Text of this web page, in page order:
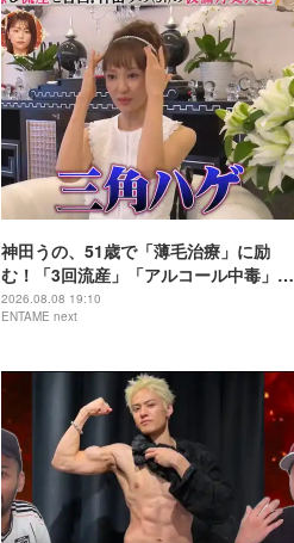
神田うの、51歳で「薄毛治療」に励
む！「3回流産」「アルコール中毒」自
身の過去を赤裸々告白
2026.08.08 19:10
ENTAME next